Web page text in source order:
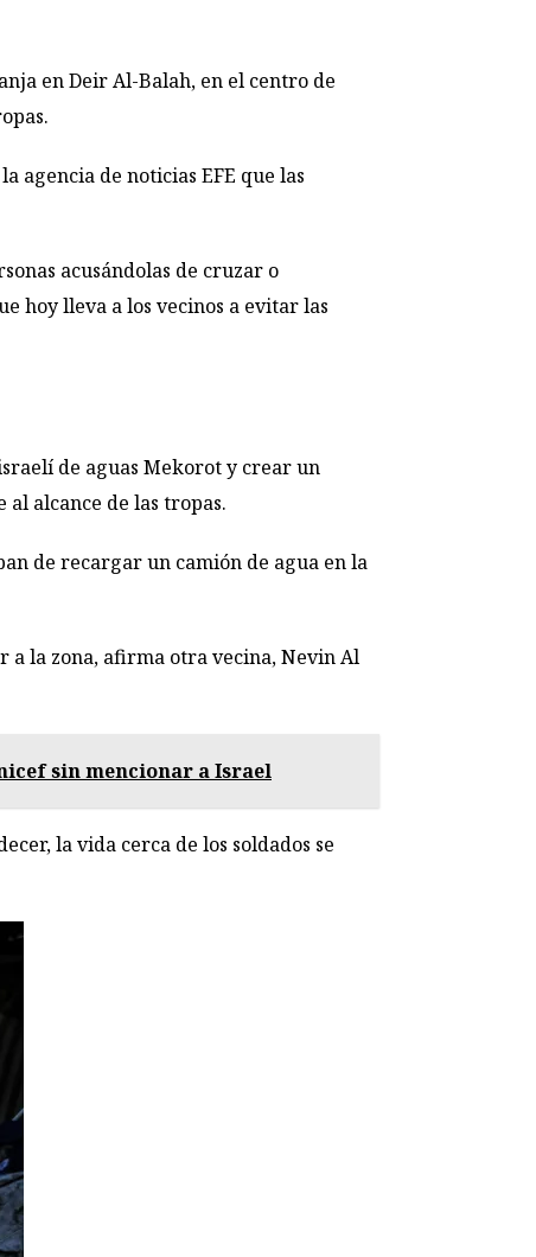
en Deir Al-Balah, en el centro de
agencia de noticias EFE que las
acusándolas de cruzar o
hoy lleva a los vecinos a evitar las
de aguas Mekorot y crear un
al alcance de las tropas.
de recargar un camión de agua en la
a la zona, afirma otra vecina, Nevin Al
sin mencionar a Israel
la vida cerca de los soldados se